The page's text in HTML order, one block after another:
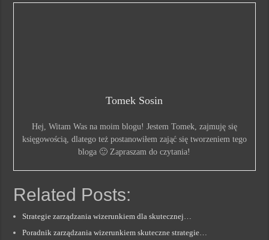
Tomek Sosin
Hej, Witam Was na moim blogu! Jestem Tomek, zajmuję się
księgowością, dlatego też postanowiłem zająć się tworzeniem tego
bloga 🙂 Zapraszam do czytania!
Related Posts:
Strategie zarządzania wizerunkiem dla skutecznej…
Poradnik zarządzania wizerunkiem skuteczne strategie…